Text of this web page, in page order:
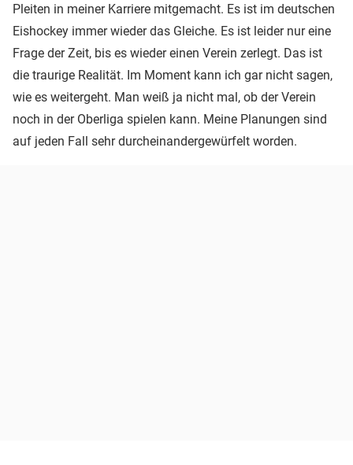
Pleiten in meiner Karriere mitgemacht. Es ist im deutschen
Eishockey immer wieder das Gleiche. Es ist leider nur eine
Frage der Zeit, bis es wieder einen Verein zerlegt. Das ist
die traurige Realität. Im Moment kann ich gar nicht sagen,
wie es weitergeht. Man weiß ja nicht mal, ob der Verein
noch in der Oberliga spielen kann. Meine Planungen sind
auf jeden Fall sehr durcheinandergewürfelt worden.